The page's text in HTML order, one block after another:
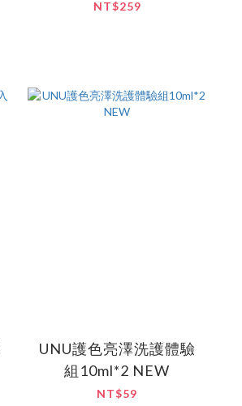
NT$259
UNU護色亮澤洗護體驗
組10ml*2 NEW
NT$59